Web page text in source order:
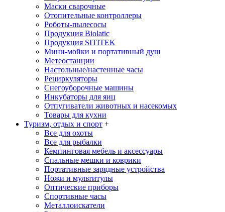
Маски сварочные
Отопительные контроллеры
Роботы-пылесосы
Продукция Biolatic
Продукция SITITEK
Мини-мойки и портативный душ
Метеостанции
Настольные/настенные часы
Рециркуляторы
Снегоуборочные машины
Инкубаторы для яиц
Отпугиватели животных и насекомых
Товары для кухни
Туризм, отдых и спорт +
Все для охоты
Все для рыбалки
Кемпинговая мебель и аксессуары
Спальные мешки и коврики
Портативные зарядные устройства
Ножи и мультитулы
Оптические приборы
Спортивные часы
Металлоискатели